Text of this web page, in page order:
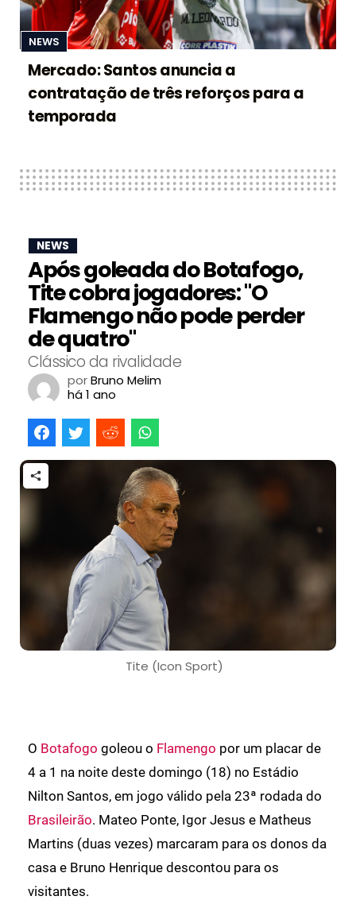
NEWS
Mercado: Santos anuncia a
contratação de três reforços para a
temporada
NEWS
Após goleada do Botafogo,
Tite cobra jogadores: "O
Flamengo não pode perder
de quatro"
Clássico da rivalidade
porBruno Melim
há 1 ano
Tite (Icon Sport)
O Botafogo goleou o Flamengo por um placar de
4 a 1 na noite deste domingo (18) no Estádio
Nilton Santos, em jogo válido pela 23ª rodada do
Brasileirão. Mateo Ponte, Igor Jesus e Matheus
Martins (duas vezes) marcaram para os donos da
casa e Bruno Henrique descontou para os
visitantes.